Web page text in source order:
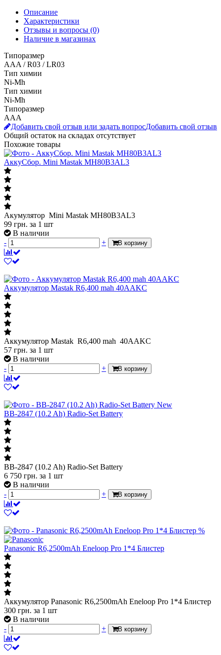
Описание
Характеристики
Отзывы и вопросы (0)
Наличие в магазинах
Типоразмер
AAA / R03 / LR03
Тип химии
Ni-Mh
Тип химии
Ni-Mh
Типоразмер
AAA
Добавить свой отзыв или задать вопросДобавить свой отзыв
Общий остаток на складах отсутствует
Похожие товары
АккуСбор. Mini Mastak MH80B3AL3
Акумулятор Mini Mastak MH80B3AL3
99 грн. за 1 шт
В наличии
-
+ В корзину
Аккумулятор Mastak R6,400 mah 40AAKC
Аккумулятор Mastak R6,400 mah 40AAKC
57 грн. за 1 шт
В наличии
-
+ В корзину
New
BB-2847 (10.2 Ah) Radio-Set Battery
BB-2847 (10.2 Ah) Radio-Set Battery
6 750 грн. за 1 шт
В наличии
-
+ В корзину
%
Panasonic R6,2500mAh Eneloop Pro 1*4 Блистер
Аккумулятор Panasonic R6,2500mAh Eneloop Pro 1*4 Блистер
300 грн. за 1 шт
В наличии
-
+ В корзину